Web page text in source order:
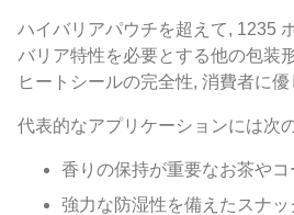
ハイバリアパウチを超えて, 1235
バリア特性を必要とする他の包装
ヒートシールの完全性, 消費者に優
代表的なアプリケーションには次
香りの保持が重要なお茶や
強力な防湿性を備えたスナッ